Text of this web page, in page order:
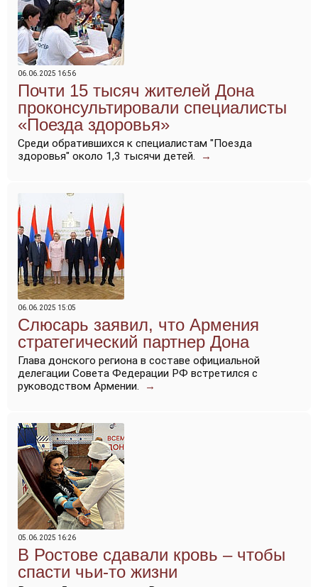
06.06.2025 16:56
Почти 15 тысяч жителей Дона
проконсультировали специалисты
«Поезда здоровья»
Среди обратившихся к специалистам "Поезда
здоровья" около 1,3 тысячи детей.
→
06.06.2025 15:05
Слюсарь заявил, что Армения
стратегический партнер Дона
Глава донского региона в составе официальной
делегации Совета Федерации РФ встретился с
руководством Армении.
→
05.06.2025 16:26
В Ростове сдавали кровь – чтобы
спасти чьи-то жизни